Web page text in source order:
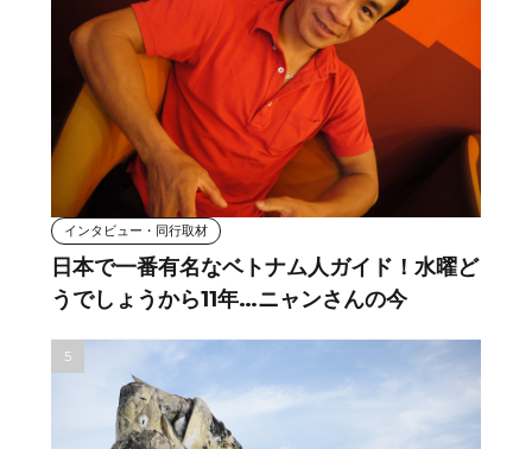
インタビュー・同行取材
日本で一番有名なベトナム人ガイド！水曜ど
うでしょうから11年…ニャンさんの今